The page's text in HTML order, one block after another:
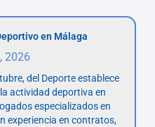
en Málaga
2026
del Deporte establece
actividad deportiva en
especializados en
experiencia en contratos,